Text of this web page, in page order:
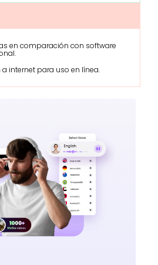
en comparación con software
a internet para uso en línea.